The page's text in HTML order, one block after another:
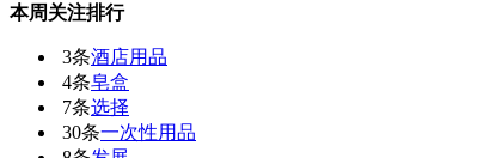
本周关注排行
3条酒店用品
4条皂盒
7条选择
30条一次性用品